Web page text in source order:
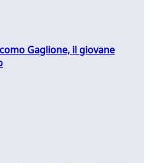
Gaglione, il giovane